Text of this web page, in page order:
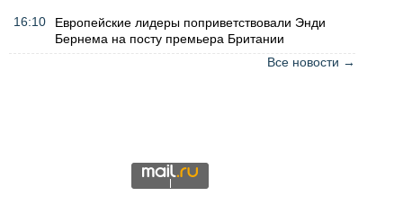
16:10
Европейские лидеры поприветствовали Энди
Бернема на посту премьера Британии
Все новости →